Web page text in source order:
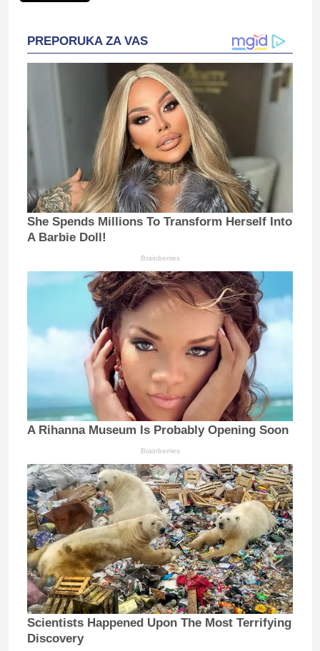
PREPORUKA ZA VAS
She Spends Millions To Transform Herself Into
A Barbie Doll!
Brainberries
A Rihanna Museum Is Probably Opening Soon
Brainberries
Scientists Happened Upon The Most Terrifying
Discovery